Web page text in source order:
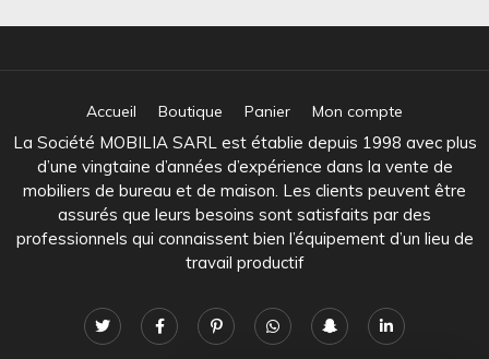
Accueil Boutique Panier Mon compte
La Société MOBILIA SARL est établie depuis 1998 avec plus
d’une vingtaine d’années d’expérience dans la vente de
mobiliers de bureau et de maison. Les clients peuvent être
assurés que leurs besoins sont satisfaits par des
professionnels qui connaissent bien l’équipement d’un lieu de
travail productif